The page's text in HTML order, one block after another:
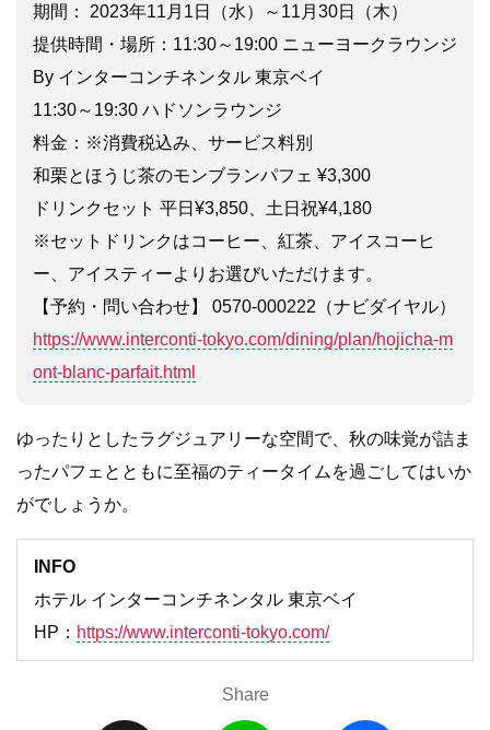
期間： 2023年11月1日（水）～11月30日（木）
提供時間・場所：11:30～19:00 ニューヨークラウンジ
By インターコンチネンタル 東京ベイ
11:30～19:30 ハドソンラウンジ
料金：※消費税込み、サービス料別
和栗とほうじ茶のモンブランパフェ ¥3,300
ドリンクセット 平日¥3,850、土日祝¥4,180
※セットドリンクはコーヒー、紅茶、アイスコーヒ
ー、アイスティーよりお選びいただけます。
【予約・問い合わせ】 0570-000222（ナビダイヤル）
https://www.interconti-tokyo.com/dining/plan/hojicha-m
ont-blanc-parfait.html
ゆったりとしたラグジュアリーな空間で、秋の味覚が詰ま
ったパフェとともに至福のティータイムを過ごしてはいか
がでしょうか。
INFO
ホテル インターコンチネンタル 東京ベイ
HP： https://www.interconti-tokyo.com/
Share